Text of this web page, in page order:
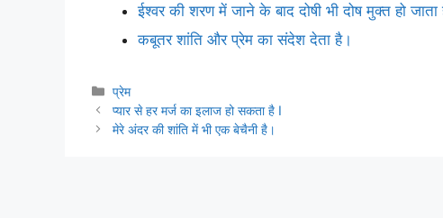
ईश्वर की शरण में जाने के बाद दोषी भी दोष मुक्त हो जाता
कबूतर शांति और प्रेम का संदेश देता है।
Categories
प्रेम
प्यार से हर मर्ज का इलाज हो सकता है I
मेरे अंदर की शांति में भी एक बेचैनी है।